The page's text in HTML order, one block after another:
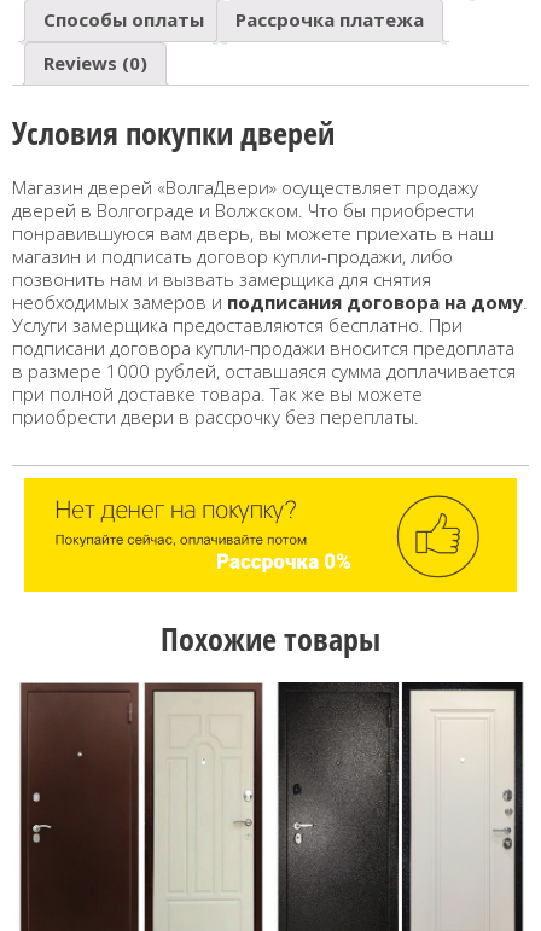
Способы оплаты
Рассрочка платежа
Reviews (0)
Условия покупки дверей
Магазин дверей «ВолгаДвери» осуществляет продажу
дверей в Волгограде и Волжском. Что бы приобрести
понравившуюся вам дверь, вы можете приехать в наш
магазин и подписать договор купли-продажи, либо
позвонить нам и вызвать замерщика для снятия
необходимых замеров и подписания договора на дому
Услуги замерщика предоставляются бесплатно. При
подписани договора купли-продажи вносится предоплата
в размере 1000 рублей, оставшаяся сумма доплачивается
при полной доставке товара. Так же вы можете
приобрести двери в рассрочку без переплаты.
Похожие товары